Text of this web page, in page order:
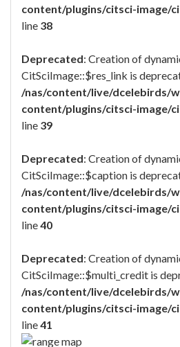
content/plugins/citsci-image/
line 38
Deprecated: Creation of
CitSciImage::$res_link is
/nas/content/live/dcelebirds/
content/plugins/citsci-image/
line 39
Deprecated: Creation of
CitSciImage::$caption is
/nas/content/live/dcelebirds/
content/plugins/citsci-image/
line40
Deprecated: Creation of
CitSciImage::$multi_credit is
/nas/content/live/dcelebirds/
content/plugins/citsci-image/
line41